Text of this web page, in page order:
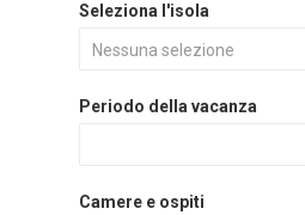
Seleziona l'isola
Nessuna selezione
Periodo della vacanza
Camere e ospiti